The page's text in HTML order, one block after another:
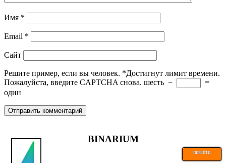
Имя *
Email *
Сайт
Решите пример, если вы человек. *Достигнут лимит времени.
Пожалуйста, введите CAPTCHA снова. шесть −
=
один
BINARIUM
ПЕРЕЙТИ